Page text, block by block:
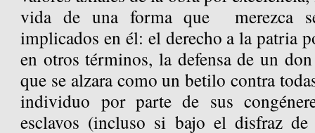
vida de una forma que merezca
implicados en él: el derecho a la patria
en otros términos, la defensa de un
que se alzara como un betilo contra
individuo por parte de sus
esclavos (incluso si bajo el disfraz